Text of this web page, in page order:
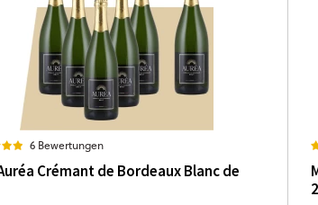
6 Bewertungen
Crémant de Bordeaux Blanc de